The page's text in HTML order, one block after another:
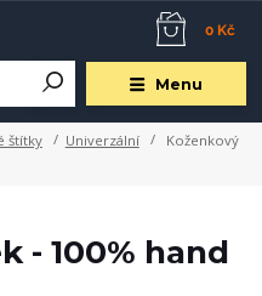
Menu
0 Kč
štítky Univerzální
Koženkový
- 100% hand